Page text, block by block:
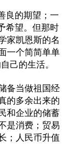
良的期望；一
希望。但那时
家凯恩斯的名
一个简简单单
己的生活。
备当做祖国经
的多余出来的
和企业的储蓄
是消费；贸易
；人民币升值